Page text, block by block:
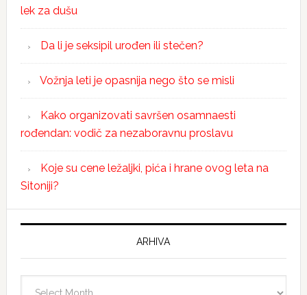
lek za dušu
Da li je seksipil urođen ili stečen?
Vožnja leti je opasnija nego što se misli
Kako organizovati savršen osamnaesti
rođendan: vodič za nezaboravnu proslavu
Koje su cene ležaljki, pića i hrane ovog leta na
Sitoniji?
ARHIVA